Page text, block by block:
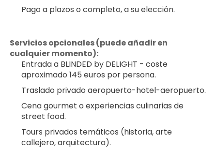
Pago a plazos o completo, a su elección.
Servicios opcionales (puede añadir en
cualquier momento):
Entrada a BLINDED by DELIGHT - coste
aproximado 145 euros por persona.
Traslado privado aeropuerto-hotel-aeropuerto.
Cena gourmet o experiencias culinarias de
street food.
Tours privados temáticos (historia, arte
callejero, arquitectura).